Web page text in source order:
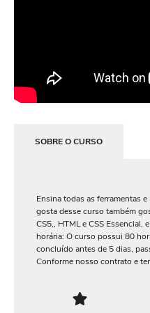
SOBRE O CURSO
Ensina todas as ferramentas
gosta desse curso também
CS5,, HTML e CSS Essencial,
horária: O curso possui 80
concluído antes de 5 dias,
Conforme nosso contrato e